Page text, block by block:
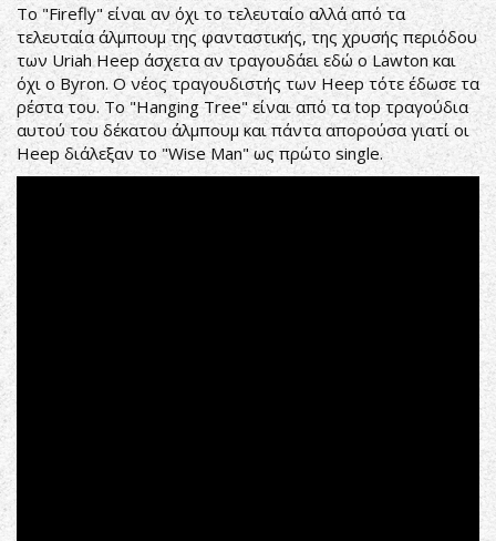
Το "Firefly" είναι αν όχι το τελευταίο αλλά από τα
τελευταία άλμπουμ της φανταστικής, της χρυσής περιόδου
των Uriah Heep άσχετα αν τραγουδάει εδώ ο Lawton και
όχι ο Byron. Ο νέος τραγουδιστής των Heep τότε έδωσε τα
ρέστα του. Το "Hanging Tree" είναι από τα top τραγούδια
αυτού του δέκατου άλμπουμ και πάντα απορούσα γιατί οι
Heep διάλεξαν το "Wise Man" ως πρώτο single.